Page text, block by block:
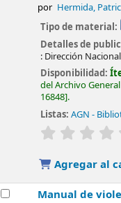
por Hermida,
Tipo de material:
Detalles de
: Dirección
Disponibilidad:
del Archivo
16848 .
Listas: AGN -
valoración
Agregar al
Manual de